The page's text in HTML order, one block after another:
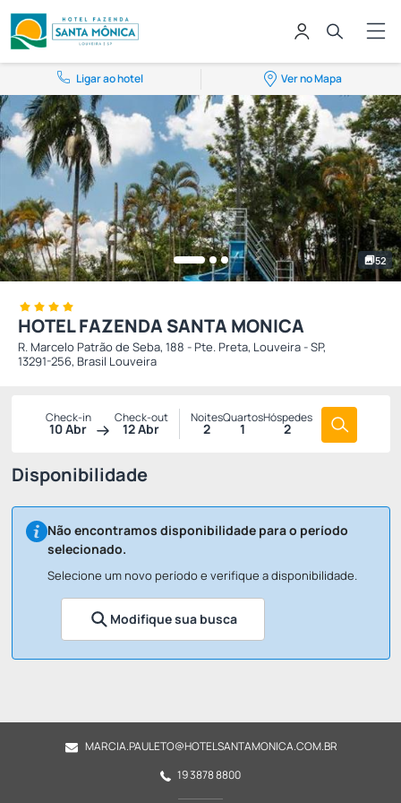
Ligar ao hotel Ver no Mapa
52
HOTEL FAZENDA SANTA MONICA
R. Marcelo Patrão de Seba, 188 - Pte. Preta, Louveira - SP,
13291-256, Brasil Louveira
Check-in
10 Abr
Check-out
12 Abr
Noites
2
Quartos
1
Hóspedes
2
Disponibilidade
Não encontramos disponibilidade para o período
selecionado.
Selecione um novo período e verifique a disponibilidade.
Modifique sua busca
MARCIA.PAULETO@HOTELSANTAMONICA.COM.BR
19 3878 8800